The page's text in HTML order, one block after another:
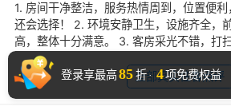
登录享最高85折· 4项免费权益
1. 房间干净整洁，服务热情周到，位置便
还会选择！ 2. 环境安静卫生，设施齐全，
高，整体十分满意。 3. 客房采光不错，打
便，服务贴心，推荐入住。
全部真实住客点评